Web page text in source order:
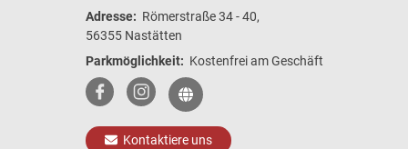
Adresse: Römerstraße 34 - 40,
56355 Nastätten
Parkmöglichkeit: Kostenfrei am Geschäft
Kontaktiere uns